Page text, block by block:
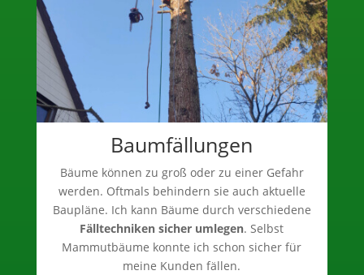
Baumfällungen
Bäume können zu groß oder zu einer Gefahr
werden. Oftmals behindern sie auch aktuelle
Baupläne. Ich kann Bäume durch verschiedene
Fälltechniken sicher umlegen. Selbst
Mammutbäume konnte ich schon sicher für
meine Kunden fällen.